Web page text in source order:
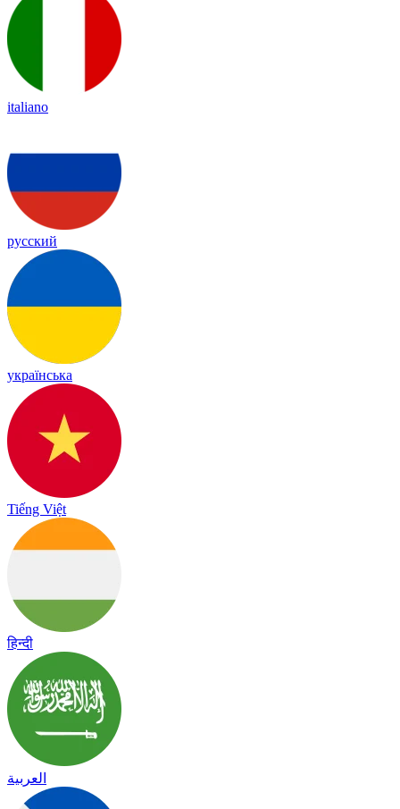
italiano
русский
українська
Tiếng Việt
हिन्दी
العربية